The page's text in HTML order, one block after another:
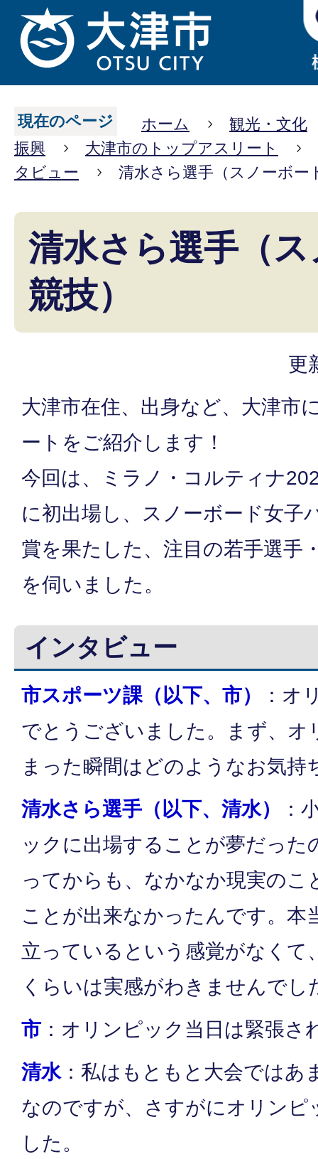
現在のページ ホーム
観光・文化
振興
大津市のトップアスリート
タビュー
清水さら選手（スノーボー
清水さら選手（
競技）
更
大津市在住、出身など、大津市
ートをご紹介します！
今回は、ミラノ・コルティナ
に初出場し、スノーボード女子
賞を果たした、注目の若手選手
を伺いました。
インタビュー
市スポーツ課（以下、市）
：オ
でとうございました。まず、オ
まった瞬間はどのようなお気持
清水さら選手（以下、清水）
：
ックに出場することが夢だった
ってからも、なかなか現実のこ
ことが出来なかったんです。本
立っているという感覚がなくて
くらいは実感がわきませんでし
市 ：オリンピック当日は緊張さ
清水：私はもともと大会ではあ
なのですが、さすがにオリンピ
した。